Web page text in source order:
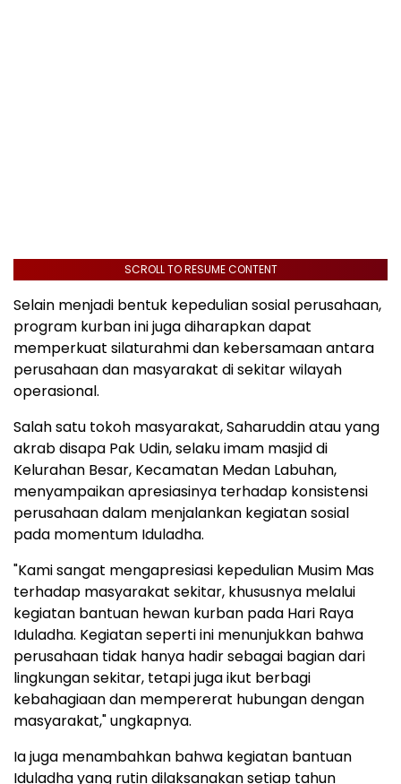
SCROLL TO RESUME CONTENT
Selain menjadi bentuk kepedulian sosial perusahaan,
program kurban ini juga diharapkan dapat
memperkuat silaturahmi dan kebersamaan antara
perusahaan dan masyarakat di sekitar wilayah
operasional.
Salah satu tokoh masyarakat, Saharuddin atau yang
akrab disapa Pak Udin, selaku imam masjid di
Kelurahan Besar, Kecamatan Medan Labuhan,
menyampaikan apresiasinya terhadap konsistensi
perusahaan dalam menjalankan kegiatan sosial
pada momentum Iduladha.
"Kami sangat mengapresiasi kepedulian Musim Mas
terhadap masyarakat sekitar, khususnya melalui
kegiatan bantuan hewan kurban pada Hari Raya
Iduladha. Kegiatan seperti ini menunjukkan bahwa
perusahaan tidak hanya hadir sebagai bagian dari
lingkungan sekitar, tetapi juga ikut berbagi
kebahagiaan dan mempererat hubungan dengan
masyarakat," ungkapnya.
Ia juga menambahkan bahwa kegiatan bantuan
Iduladha yang rutin dilaksanakan setiap tahun